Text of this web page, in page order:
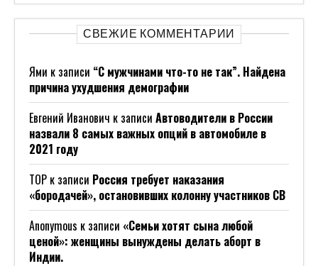
СВЕЖИЕ КОММЕНТАРИИ
Ями к записи “С мужчинами что-то не так”. Найдена
причина ухудшения демографии
Евгений Иванович к записи Автоводители в России
назвали 8 самых важных опций в автомобиле в
2021 году
ТОР к записи Россия требует наказания
«бородачей», остановивших колонну участников СВ
Anonymous к записи «Семьи хотят сына любой
ценой»: женщины вынуждены делать аборт в
Индии.